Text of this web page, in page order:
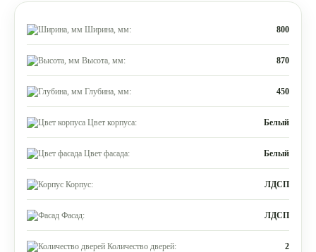
Ширина, мм: 800
Высота, мм: 870
Глубина, мм: 450
Цвет корпуса: Белый
Цвет фасада: Белый
Корпус: ЛДСП
Фасад: ЛДСП
Количество дверей: 2